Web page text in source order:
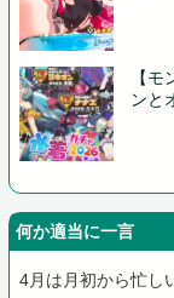
【
ンと
何か適当に一言
4月は月初から忙し